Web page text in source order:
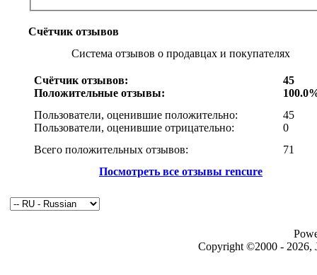
Счётчик отзывов
Система отзывов о продавцах и покупателях
Счётчик отзывов:
Положительные отзывы:
45
Пользователи, оценившие положительно:
Пользователи, оценившие отрицательно:
45
0
Всего положительных отзывов:
71
Посмотреть все отзывы rencure
Copyright ©2000 - 2026,